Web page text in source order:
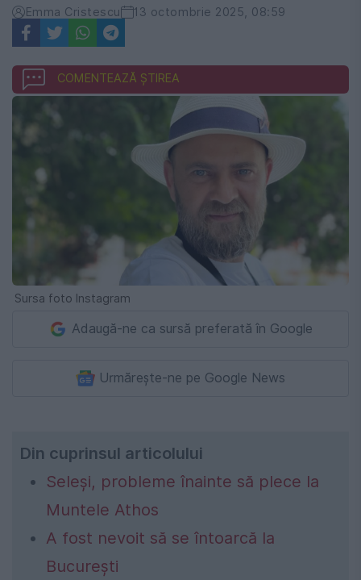
Emma Cristescu 13 octombrie 2025, 08:59
COMENTEAZĂ ȘTIREA
Sursa foto Instagram
Adaugă-ne ca sursă preferată în Google
Urmărește-ne pe Google News
Din cuprinsul articolului
Seleși, probleme înainte să plece la
Muntele Athos
A fost nevoit să se întoarcă la
București